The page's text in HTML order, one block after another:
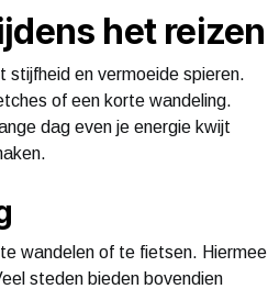
het reizen
stijfheid en vermoeide spieren.
of een korte wandeling.
dag even je energie kwijt
wandelen of te fietsen. Hiermee
steden bieden bovendien